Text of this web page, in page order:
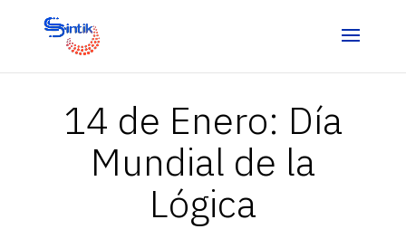
14 de Enero: Día
Mundial de la
Lógica